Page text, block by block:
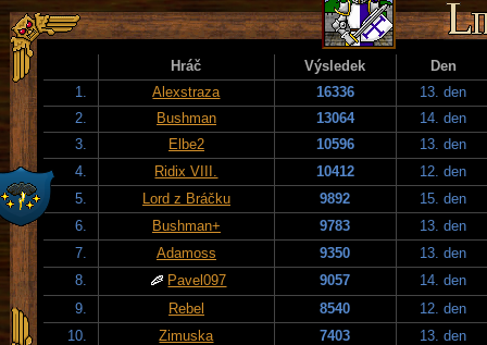
Hráč Výsledek
Den
1.
Alexstraza 16336
13. den
2.
Bushman 13064
14. den
3.
Elbe2 10596
13. den
4.
Ridix VIII. 10412
12. den
5.
Lord z Bráčku 9892
15. den
6.
Bushman+ 9783
13. den
7.
Adamoss 9350
13. den
8.
Pavel097 9057
14. den
9.
Rebel 8540
12. den
10.
Zimuska 7403 13. den